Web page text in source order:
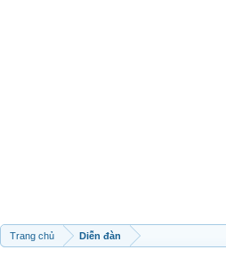
Trang chủ Diễn đàn